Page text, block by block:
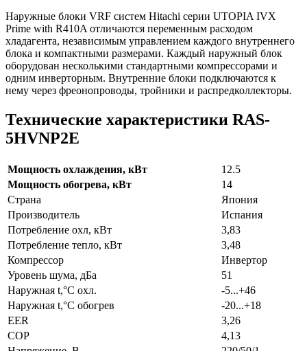
Наружные блоки VRF систем Hitachi серии UTOPIA IVX
Prime with R410A отличаются переменным расходом
хладагента, независимым управлением каждого внутреннего
блока и компактными размерами. Каждый наружный блок
оборудован несколькими стандартными компрессорами и
одним инверторным. Внутренние блоки подключаются к
нему через фреонопроводы, тройники и распредколлекторы.
Технические характеристики RAS-
5HVNP2E
Мощность охлаждения, кВт
12.5
Мощность обогрева, кВт
14
Страна
Япония
Производитель
Испания
Потребление охл, кВт
3,83
Потребление тепло, кВт
3,48
Компрессор
Инвертор
Уровень шума, дБа
51
Наружная t,°C охл.
-5...+46
Наружная t,°C обогрев
-20...+18
EER
3,26
COP
4,13